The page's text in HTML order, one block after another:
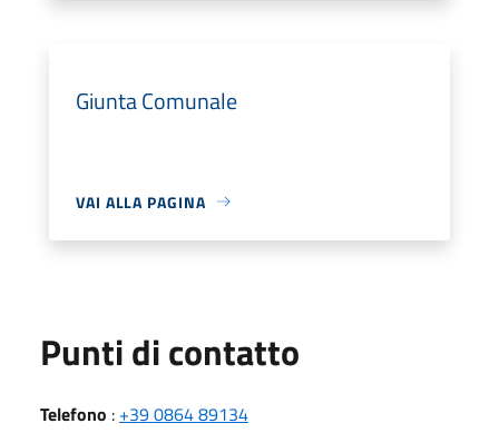
Giunta Comunale
VAI ALLA PAGINA
Punti di contatto
Telefono : +39 0864 89134